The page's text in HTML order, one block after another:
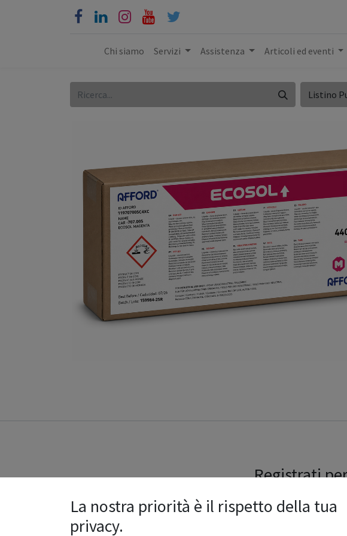
Chi siamo Servizi Assistenza Articoli ed eventi
Listino
Registrati
La nostra priorità è il rispetto della tua
privacy.